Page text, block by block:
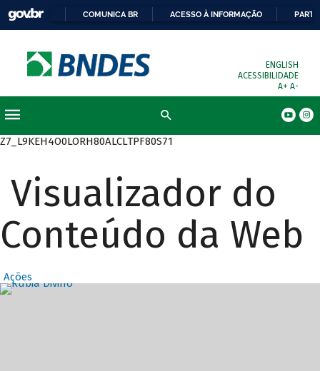
COMUNICA BR ACESSO À INFORMAÇÃO
ENGLISH
ACESSIBILIDADE
A+ A-
Z7_L9KEH4O0LORH80ALCLTPF80S71
Visualizador do
Conteúdo da Web
Ações
Destaques